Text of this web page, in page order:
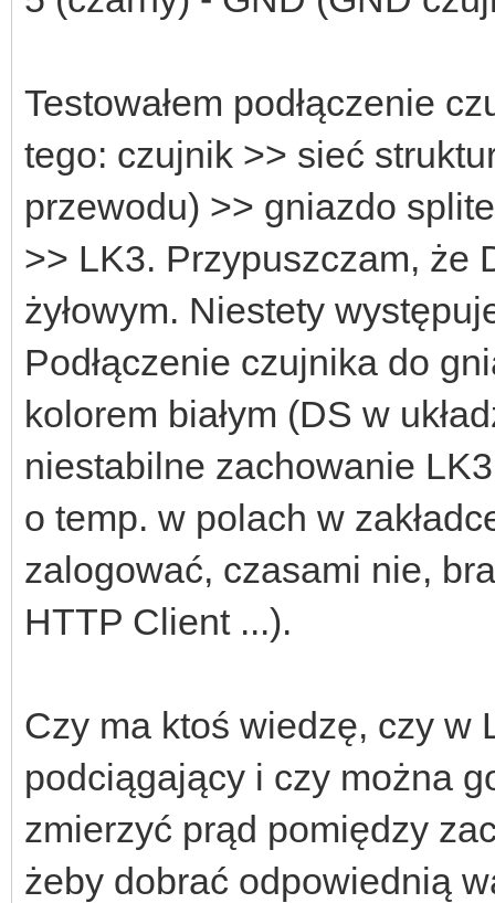
Testowałem podłączenie
tego: czujnik >> sieć
przewodu) >> gniazdo
>> LK3. Przypuszczam, że
żyłowym. Niestety
Podłączenie czujnika do
kolorem białym (DS w
niestabilne zachowanie
o temp. w polach w
zalogować, czasami nie,
HTTP Client ...).
Czy ma ktoś wiedzę, czy w
podciągający i czy można
zmierzyć prąd pomiędzy
żeby dobrać odpowiednią